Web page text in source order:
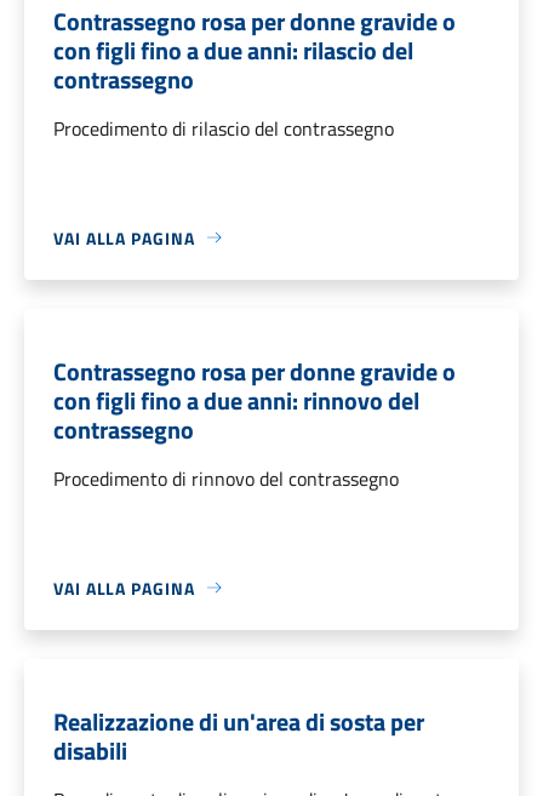
Contrassegno rosa per donne gravide o
con figli fino a due anni: rilascio del
contrassegno
Procedimento di rilascio del contrassegno
VAI ALLA PAGINA
Contrassegno rosa per donne gravide o
con figli fino a due anni: rinnovo del
contrassegno
Procedimento di rinnovo del contrassegno
VAI ALLA PAGINA
Realizzazione di un'area di sosta per
disabili